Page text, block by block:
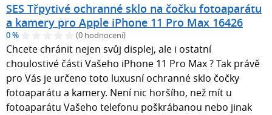
SES Třpytivé ochranné sklo na čočku fotoaparátu
a kamery pro Apple iPhone 11 Pro Max 16426
0 % (0 hodnocení)
Chcete chránit nejen svůj displej, ale i ostatní
choulostivé části Vašeho iPhone 11 Pro Max ? Tak právě
pro Vás je určeno toto luxusní ochranné sklo čočky
fotoaparátu a kamery. Není nic horšího, než mít u
fotoaparátu Vašeho telefonu poškrábanou nebo jinak